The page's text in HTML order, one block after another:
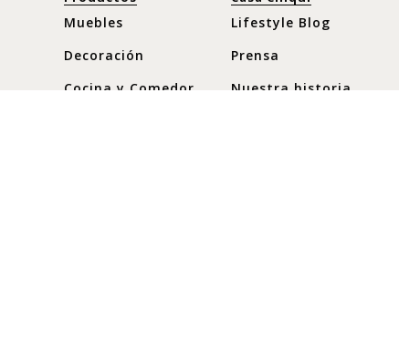
Muebles
Decoración
Cocina y Comedor
Lifestyle Blog
Prensa
Nuestra historia